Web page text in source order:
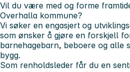
Vil du være med og forme
Overhalla kommune?
Vi søker en engasjert og
som ønsker å gjøre en forskjell
barnehagebarn, beboere og alle
bygg.
Som renholdsleder får du en